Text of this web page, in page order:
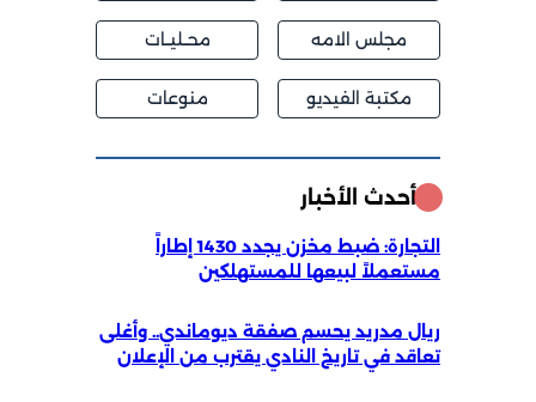
مجلس الامه محــليــات
مكتبة الفيديو منوعات
أحدث الأخبار
التجارة: ضبط مخزن يجدد 1430 إطاراً
مستعملاً لبيعها للمستهلكين
ريال مدريد يحسم صفقة ديوماندي.. وأغلى
تعاقد في تاريخ النادي يقترب من الإعلان